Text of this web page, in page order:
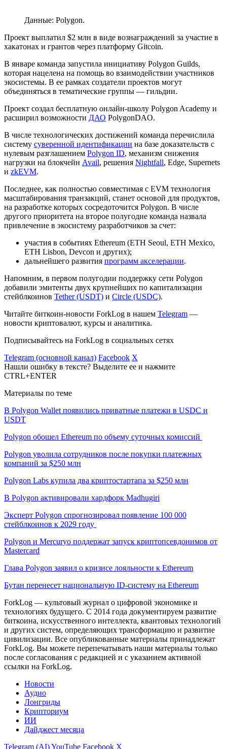
Данные: Polygon.
Проект выплатил $2 млн в виде вознаграждений за участие в
хакатонах и грантов через платформу Gitcoin.
В январе команда запустила инициативу Polygon Guilds,
которая нацелена на помощь во взаимодействии участников
экосистемы. В ее рамках создатели проектов могут
объединяться в тематические группы — гильдии.
Проект создал бесплатную онлайн-школу Polygon Academy и
расширил возможности ДАО PolygonDAO.
В числе технологических достижений команда перечислила
систему суверенной идентификации на базе доказательств с
нулевым разглашением Polygon ID, механизм снижения
нагрузки на блокчейн Avail, решения Nightfall, Edge, Supernets
и zkEVM.
Последнее, как полностью совместимая с EVM технология
масштабирования транзакций, станет основой для продуктов,
на разработке которых сосредоточится Polygon. В числе
другого приоритета на второе полугодие команда назвала
привлечение в экосистему разработчиков за счет:
участия в событиях Ethereum (ETH Seoul, ETH Mexico,
ETH Lisbon, Devcon и других);
дальнейшего развития программ акселерации.
Напомним, в первом полугодии поддержку сети Polygon
добавили эмитенты двух крупнейших по капитализации
стейблкоинов Tether (USDT) и Circle (USDC).
Читайте биткоин-новости ForkLog в нашем Telegram —
новости криптовалют, курсы и аналитика.
Подписывайтесь на ForkLog в социальных сетях
Telegram (основной канал) Facebook X
Нашли ошибку в тексте? Выделите ее и нажмите
CTRL+ENTER
Материалы по теме
В Polygon Wallet появились приватные платежи в USDC и
USDT
Polygon обошел Ethereum по объему суточных комиссий
Polygon уволила сотрудников после покупки платежных
компаний за $250 млн
Polygon Labs купила два криптостартапа за $250 млн
В Polygon активировали хардфорк Madhugiri
Эксперт Polygon спрогнозировал появление 100 000
стейблкоинов к 2029 году
Polygon и Mercuryo поддержат запуск криптопсевдонимов от
Mastercard
Глава Polygon заявил о кризисе лояльности к Ethereum
Бутан перенесет национальную ID-систему на Ethereum
ForkLog — культовый журнал о цифровой экономике и
технологиях будущего. С 2014 года документируем развитие
биткоина, искусственного интеллекта, квантовых технологий
и других систем, определяющих трансформацию и развитие
цивилизации. Все опубликованные материалы принадлежат
ForkLog. Вы можете перепечатывать наши материалы только
после согласования с редакцией и с указанием активной
ссылки на ForkLog.
Новости
Аудио
Лонгриды
Крипториум
ИИ
Дайджест месяца
Telegram (AI)YouTube Facebook X